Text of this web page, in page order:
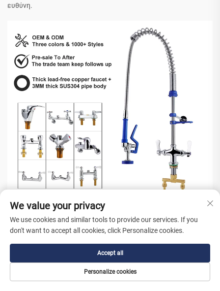
ευθύνη.
Παγκόσμια Αλυσίδα Εφοδιασμού
με Διαφανή Παρακολούθηση
We value your privacy
We use cookies and similar tools to provide our services. If you
don't want to accept all cookies, click Personalize cookies.
Personalize cookies
Accept all